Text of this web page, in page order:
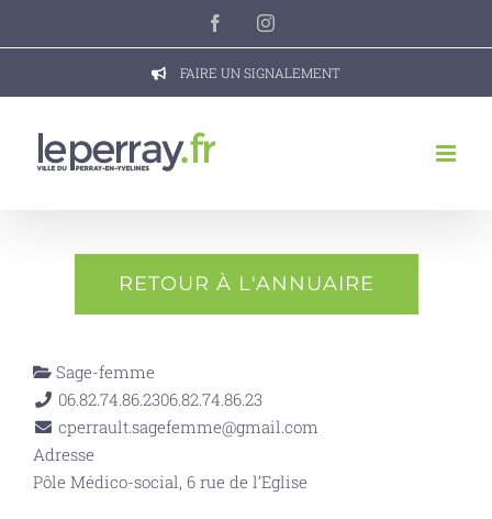
FacebookInstagram
FAIRE UN SIGNALEMENT
RETOUR À L'ANNUAIRE
Sage-femme
06.82.74.86.2306.82.74.86.23
cperrault.sagefemme@gmail.com
Adresse
Pôle Médico-social, 6 rue de l’Eglise